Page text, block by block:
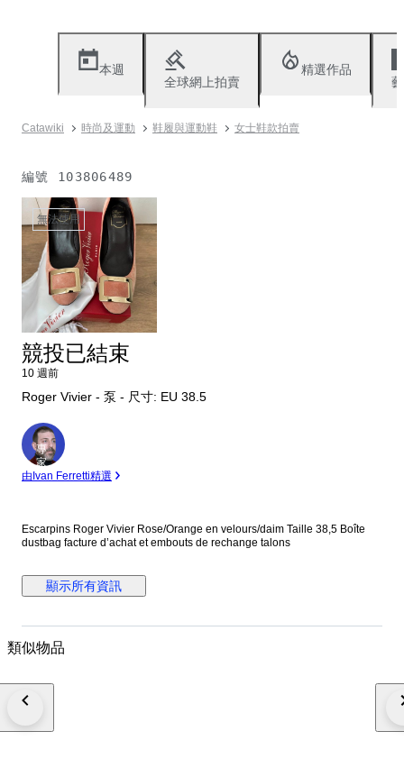
本週
全球網上拍賣
精選作品
Catawiki 時尚及運動 鞋履與運動鞋 女士鞋款拍賣
編號 103806489
無法使用
競投已結束
10 週前
Roger Vivier - 泵 - 尺寸: EU 38.5
專
家
由Ivan Ferretti精選
Escarpins Roger Vivier Rose/Orange en velours/daim Taille 38,5 Boîte
dustbag facture d’achat et embouts de rechange talons
顯示所有資訊
類似物品